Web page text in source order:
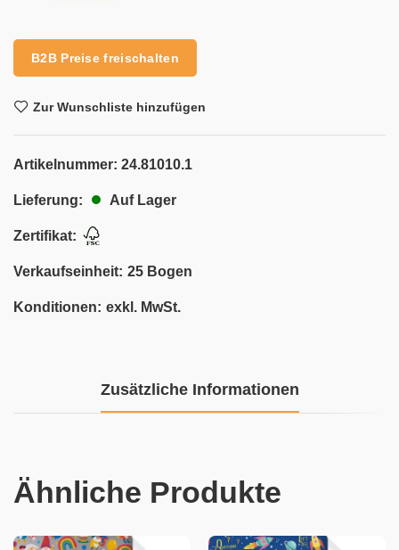
B2B Preise freischalten
Zur Wunschliste hinzufügen
Artikelnummer: 24.81010.1
Lieferung: Auf Lager
Zertifikat:
Verkaufseinheit: 25 Bogen
Konditionen: exkl. MwSt.
Zusätzliche Informationen
Ähnliche Produkte